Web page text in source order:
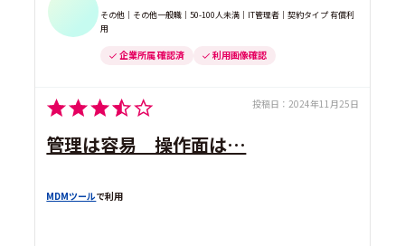
その他｜その他一般職｜50-100人未満｜IT管理者｜契約タイプ 有償利
用
企業所属 確認済 利用画像確認
投稿日： 2024年11月25日
管理は容易 操作面は…
MDMツールで利用